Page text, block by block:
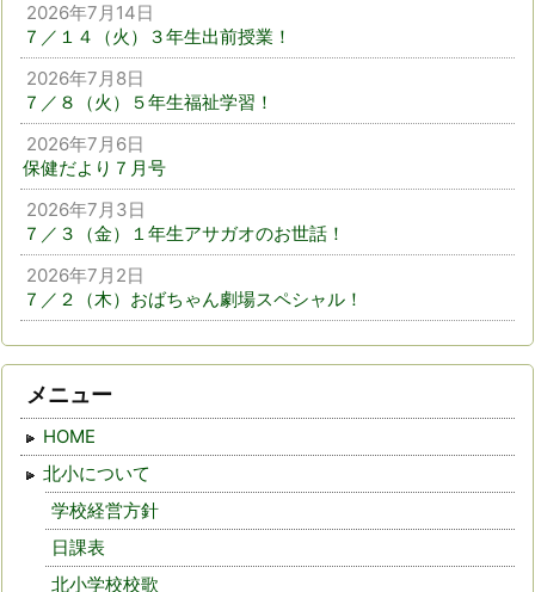
2026年7月14日
７／１４（火）３年生出前授業！
2026年7月8日
７／８（火）５年生福祉学習！
2026年7月6日
保健だより７月号
2026年7月3日
７／３（金）１年生アサガオのお世話！
2026年7月2日
７／２（木）おばちゃん劇場スペシャル！
メニュー
HOME
北小について
学校経営方針
日課表
北小学校校歌